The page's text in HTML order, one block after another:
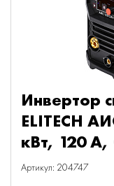
Инвертор
ELITECH
кВт, 120
Артикул: 204747